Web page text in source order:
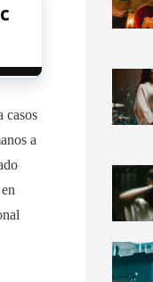
casos
a